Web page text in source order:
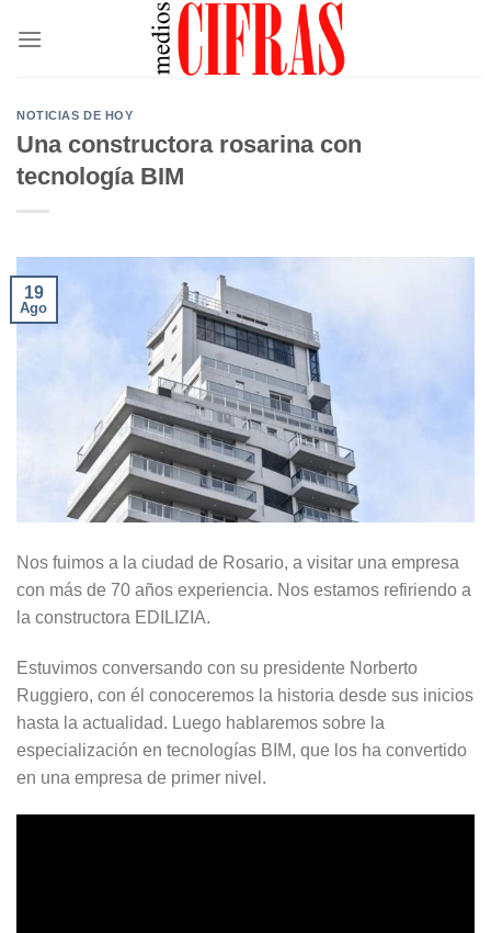
NOTICIAS DE HOY
Una constructora rosarina con
tecnología BIM
19
Ago
Nos fuimos a la ciudad de Rosario, a visitar una empresa
con más de 70 años experiencia. Nos estamos refiriendo a
la constructora EDILIZIA.
Estuvimos conversando con su presidente Norberto
Ruggiero, con él conoceremos la historia desde sus inicios
hasta la actualidad. Luego hablaremos sobre la
especialización en tecnologías BIM, que los ha convertido
en una empresa de primer nivel.